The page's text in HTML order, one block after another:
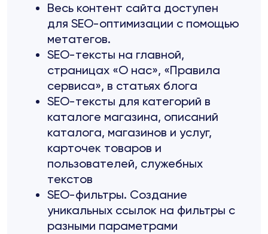
Весь контент сайта доступен
для SEO-оптимизации с помощью
метатегов.
SEO-тексты на главной,
страницах «О нас», «Правила
сервиса», в статьях блога
SEO-тексты для категорий в
каталоге магазина, описаний
каталога, магазинов и услуг,
карточек товаров и
пользователей, служебных
текстов
SEO-фильтры. Создание
уникальных ссылок на фильтры с
разными параметрами